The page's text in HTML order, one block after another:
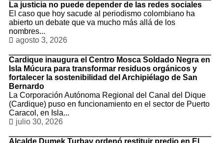
La justicia no puede depender de las redes sociales
El caso que hoy sacude al periodismo colombiano ha
abierto un debate que va mucho más allá de los
nombres...
agosto 3, 2026
Cardique inaugura el Centro Mosca Soldado Negra en
Isla Múcura para transformar residuos orgánicos y
fortalecer la sostenibilidad del Archipiélago de San
Bernardo
La Corporación Autónoma Regional del Canal del Dique
(Cardique) puso en funcionamiento en el sector de Puerto
Caracol, en Isla...
julio 30, 2026
Alcalde Dumek Turbay ordenó restituir predio en El